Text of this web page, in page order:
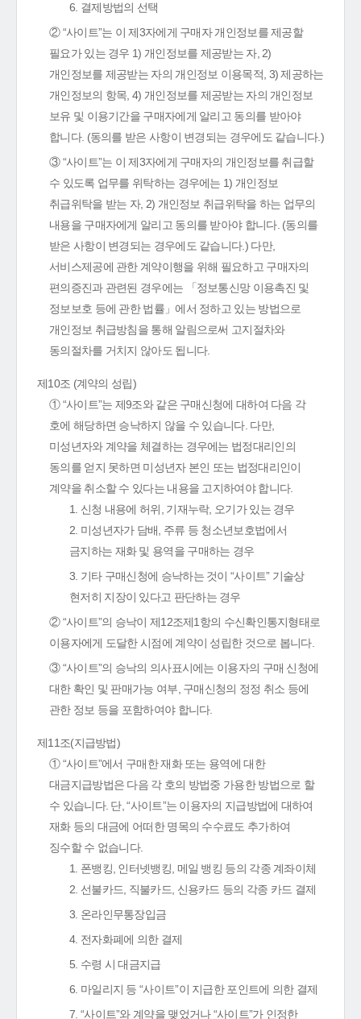
6. 결제방법의 선택
② “사이트”는 이 제3자에게 구매자 개인정보를 제공할
필요가 있는 경우 1) 개인정보를 제공받는 자, 2)
개인정보를 제공받는 자의 개인정보 이용목적, 3) 제공하는
개인정보의 항목, 4) 개인정보를 제공받는 자의 개인정보
보유 및 이용기간을 구매자에게 알리고 동의를 받아야
합니다. (동의를 받은 사항이 변경되는 경우에도 같습니다.)
③ “사이트”는 이 제3자에게 구매자의 개인정보를 취급할
수 있도록 업무를 위탁하는 경우에는 1) 개인정보
취급위탁을 받는 자, 2) 개인정보 취급위탁을 하는 업무의
내용을 구매자에게 알리고 동의를 받아야 합니다. (동의를
받은 사항이 변경되는 경우에도 같습니다.) 다만,
서비스제공에 관한 계약이행을 위해 필요하고 구매자의
편의증진과 관련된 경우에는 「정보통신망 이용촉진 및
정보보호 등에 관한 법률」에서 정하고 있는 방법으로
개인정보 취급방침을 통해 알림으로써 고지절차와
동의절차를 거치지 않아도 됩니다.
제10조 (계약의 성립)
① “사이트”는 제9조와 같은 구매신청에 대하여 다음 각
호에 해당하면 승낙하지 않을 수 있습니다. 다만,
미성년자와 계약을 체결하는 경우에는 법정대리인의
동의를 얻지 못하면 미성년자 본인 또는 법정대리인이
계약을 취소할 수 있다는 내용을 고지하여야 합니다.
1. 신청 내용에 허위, 기재누락, 오기가 있는 경우
2. 미성년자가 담배, 주류 등 청소년보호법에서
금지하는 재화 및 용역을 구매하는 경우
3. 기타 구매신청에 승낙하는 것이 “사이트” 기술상
현저히 지장이 있다고 판단하는 경우
② “사이트”의 승낙이 제12조제1항의 수신확인통지형태로
이용자에게 도달한 시점에 계약이 성립한 것으로 봅니다.
③ “사이트”의 승낙의 의사표시에는 이용자의 구매 신청에
대한 확인 및 판매가능 여부, 구매신청의 정정 취소 등에
관한 정보 등을 포함하여야 합니다.
제11조(지급방법)
① “사이트”에서 구매한 재화 또는 용역에 대한
대금지급방법은 다음 각 호의 방법중 가용한 방법으로 할
수 있습니다. 단, “사이트”는 이용자의 지급방법에 대하여
재화 등의 대금에 어떠한 명목의 수수료도 추가하여
징수할 수 없습니다.
1. 폰뱅킹, 인터넷뱅킹, 메일 뱅킹 등의 각종 계좌이체
2. 선불카드, 직불카드, 신용카드 등의 각종 카드 결제
3. 온라인무통장입금
4. 전자화폐에 의한 결제
5. 수령 시 대금지급
6. 마일리지 등 “사이트”이 지급한 포인트에 의한 결제
7. “사이트”와 계약을 맺었거나 “사이트”가 인정한